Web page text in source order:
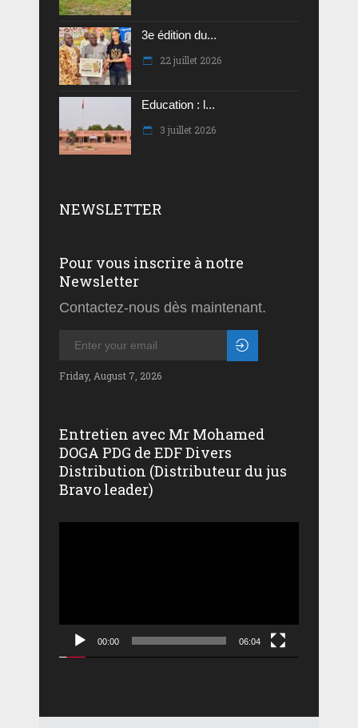
3e édition du...
22 juillet 2026
Education : l...
3 juillet 2026
NEWSLETTER
Pour vous inscrire à notre
Newsletter
Contactez-nous dès maintenant.
Friday, August 7, 2026
Entretien avec Mr Mohamed
DOGA PDG de EDF Divers
Distribution (Distributeur du jus
Bravo leader)
00:00 06:04